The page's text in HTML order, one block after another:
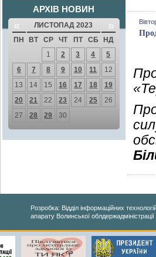
АРХІВ НОВИН
« ЛИСТОПАД 2023 »
ПН ВТ СР ЧТ ПТ СБ
НД
1
2 3 4
5
6
7 8 9 10 11
12
13
14 15 16 17 18
19
20
21 22 23 24 25
26
27
28 29 30
Розробка: Відділ інформаційних
апарату Волинської облдержадміністрації